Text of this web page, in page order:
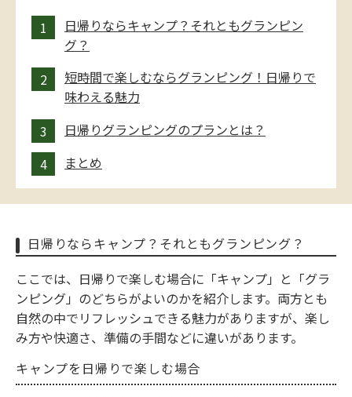
日帰りならキャンプ？それともグランピン
グ？
短時間で楽しむならグランピング！日帰りで
味わえる魅力
日帰りグランピングのプランとは？
まとめ
日帰りならキャンプ？それともグランピング？
ここでは、日帰りで楽しむ場合に「キャンプ」と「グラ
ンピング」のどちらがよいのかを紹介します。両方とも
自然の中でリフレッシュできる魅力がありますが、楽し
み方や快適さ、準備の手間などに違いがあります。
キャンプを日帰りで楽しむ場合